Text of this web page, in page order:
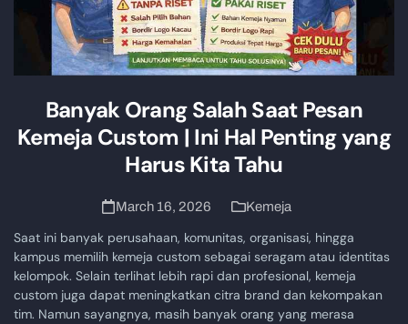
Banyak Orang Salah Saat Pesan
Kemeja Custom | Ini Hal Penting yang
Harus Kita Tahu
March 16, 2026 Kemeja
Saat ini banyak perusahaan, komunitas, organisasi, hingga
kampus memilih kemeja custom sebagai seragam atau identitas
kelompok. Selain terlihat lebih rapi dan profesional, kemeja
custom juga dapat meningkatkan citra brand dan kekompakan
tim. Namun sayangnya, masih banyak orang yang merasa